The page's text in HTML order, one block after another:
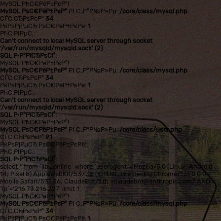
MySQL РћС€РёР±РєР°!
MySQL РѕС€РёР±РєР° РІ С„Р°Р№Р»Рµ: /core/class/mysql.php
СЃС‚СЂРѕРєР° 34
РќРѕРјРµСЂ РѕС€РёР±РєРё: 1
РћС‚РІРµС‚:
Can't connect to local MySQL server through socket
'/var/run/mysqld/mysqld.sock' (2)
SQL Р·Р°РїСЂРѕСЃ:
MySQL РћС€РёР±РєР°!
MySQL РѕС€РёР±РєР° РІ С„Р°Р№Р»Рµ: /core/class/mysql.php
СЃС‚СЂРѕРєР° 34
РќРѕРјРµСЂ РѕС€РёР±РєРё: 1
РћС‚РІРµС‚:
Can't connect to local MySQL server through socket
'/var/run/mysqld/mysqld.sock' (2)
SQL Р·Р°РїСЂРѕСЃ:
MySQL РћС€РёР±РєР°!
MySQL РѕС€РёР±РєР° РІ С„Р°Р№Р»Рµ: /core/class/user.php
СЃС‚СЂРѕРєР° 91
РќРѕРјРµСЂ РѕС€РёР±РєРё:
РћС‚РІРµС‚:
SQL Р·Р°РїСЂРѕСЃ:
select * from `lib_online` where `useragent`='Mozilla/5.0 (Linux; Android
14; Pixel 8) AppleWebKit/537.36 (KHTML, like Gecko) Chrome/131.0.0.0
Mobile Safari/537.36; ClaudeBot/1.0; +claudebot@anthropic.com)' AND
`ip`='216.73.216.227' limit 1
MySQL РћС€РёР±РєР°!
MySQL РѕС€РёР±РєР° РІ С„Р°Р№Р»Рµ:/core/class/mysql.php
СЃС‚СЂРѕРєР°34
РќРѕРјРµСЂ РѕС€РёР±РєРё: 1